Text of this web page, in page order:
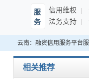
服
务
信用维权
法务支持
云南：融资信用服务平台服
相关推荐